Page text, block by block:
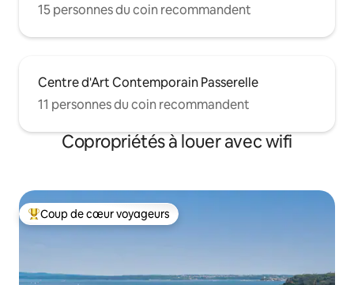
15 personnes du coin recommandent
Centre d'Art Contemporain Passerelle
11 personnes du coin recommandent
Copropriétés à louer avec wifi
Coup de cœur voyageurs parmi les plus aimés
Coup de cœur voyageurs